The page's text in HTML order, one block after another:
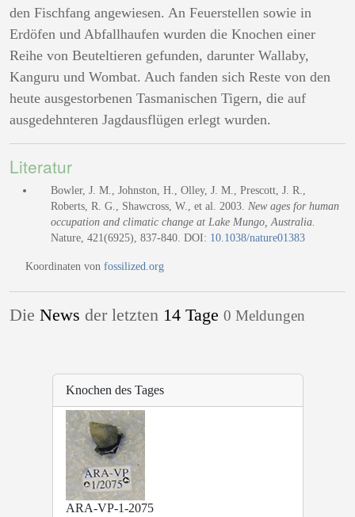
den Fischfang angewiesen. An Feuerstellen sowie in
Erdöfen und Abfallhaufen wurden die Knochen einer
Reihe von Beuteltieren gefunden, darunter Wallaby,
Kanguru und Wombat. Auch fanden sich Reste von den
heute ausgestorbenen Tasmanischen Tigern, die auf
ausgedehnteren Jagdausflügen erlegt wurden.
Literatur
Bowler, J. M., Johnston, H., Olley, J. M., Prescott, J. R.,
Roberts, R. G., Shawcross, W., et al. 2003. New ages for human
occupation and climatic change at Lake Mungo, Australia.
Nature, 421(6925), 837-840. DOI: 10.1038/nature01383
Koordinaten von fossilized.org
Die News der letzten 14 Tage 0 Meldungen
Knochen des Tages
ARA-VP-1-2075